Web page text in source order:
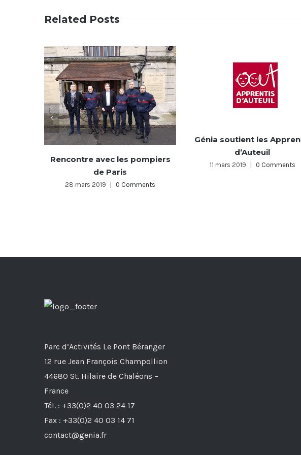
Related Posts
Génia soutient les Apprentis
0 Comments
12 rue Jean François Champollion
Fax : +33(0)2 40 03 14 71
contact@genia.fr